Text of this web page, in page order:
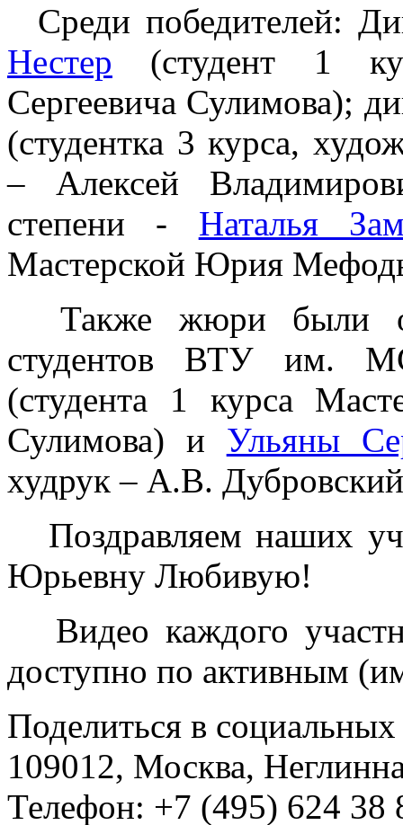
Среди победителей:
Нестер (студент 1
Сергеевича Сулимова);
(студентка 3 курса,
– Алексей
степени - Наталья
Мастерской Юрия
Также жюри были
студентов ВТУ им.
(студента 1 курса
Сулимова) и Ульяны
худрук – А.В.
Поздравляем наших
Юрьевну Любивую!
Видео каждого
доступно по активным
Поделиться в социальных
109012, Москва,
Телефон: +7 (495) 624 38